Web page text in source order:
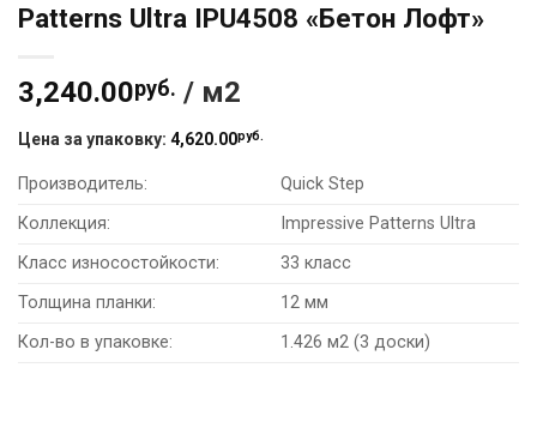
Patterns Ultra IPU4508 «Бетон Лофт»
3,240.00руб. / м2
Цена за упаковку: 4,620.00руб.
Производитель:
Quick Step
Коллекция:
Impressive Patterns Ultra
Класс износостойкости:
33 класс
Толщина планки:
12 мм
Кол-во в упаковке:
1.426 м2 (3 доски)